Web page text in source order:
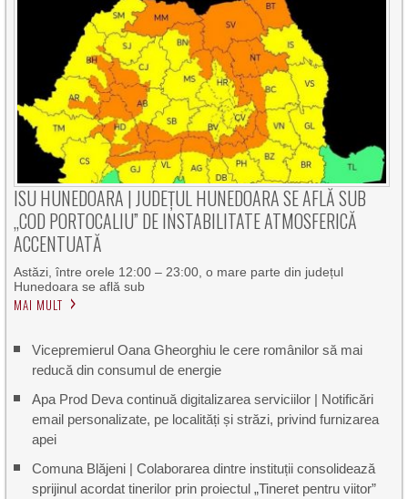
ISU HUNEDOARA | JUDEȚUL HUNEDOARA SE AFLĂ SUB
„COD PORTOCALIU” DE INSTABILITATE ATMOSFERICĂ
ACCENTUATĂ
Astăzi, între orele 12:00 – 23:00, o mare parte din județul
Hunedoara se află sub
MAI MULT
Vicepremierul Oana Gheorghiu le cere românilor să mai
reducă din consumul de energie
Apa Prod Deva continuă digitalizarea serviciilor | Notificări
email personalizate, pe localități și străzi, privind furnizarea
apei
Comuna Blăjeni | Colaborarea dintre instituții consolidează
sprijinul acordat tinerilor prin proiectul „Tineret pentru viitor”